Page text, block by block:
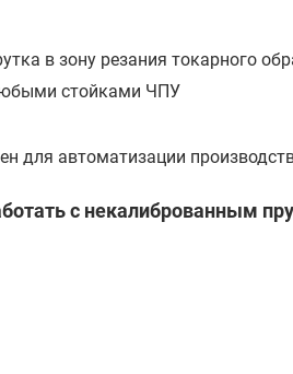
в зону резания токарного
стойками ЧПУ
для автоматизации
с некалиброванным